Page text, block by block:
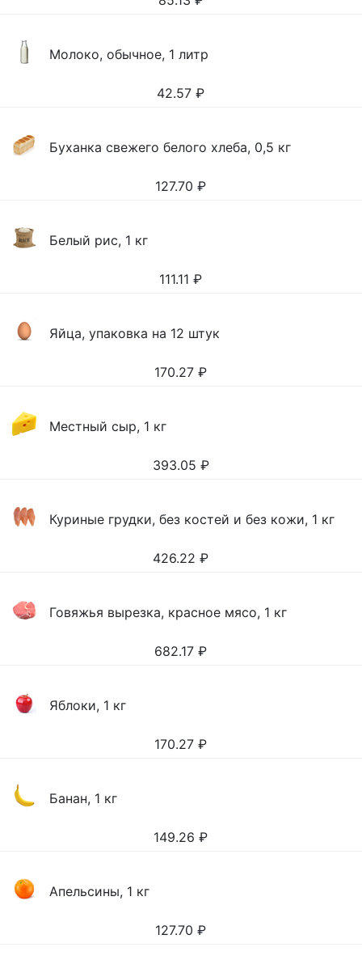
Молоко, обычное, 1 литр
42.57 ₽
Буханка свежего белого хлеба, 0,5 кг
127.70 ₽
Белый рис, 1 кг
111.11 ₽
Яйца, упаковка на 12 штук
170.27 ₽
Местный сыр, 1 кг
393.05 ₽
Куриные грудки, без костей и без кожи, 1 кг
426.22 ₽
Говяжья вырезка, красное мясо, 1 кг
682.17 ₽
Яблоки, 1 кг
170.27 ₽
Банан, 1 кг
149.26 ₽
Апельсины, 1 кг
127.70 ₽